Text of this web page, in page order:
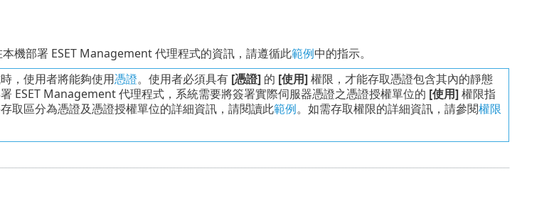
本機部署 ESET Management 代理程式的資訊，請遵循此範例中的指示。
，使用者將能夠使用憑證。使用者必須具有 [憑證]的 [使用]權限，才能存取憑證包含其內的靜態
署 ESET Management 代理程式，系統需要將簽署實際伺服器憑證之憑證授權單位的 [使用]權限指
取區分為憑證及憑證授權單位的詳細資訊，請閱讀此範例。如需存取權限的詳細資訊，請參閱權限